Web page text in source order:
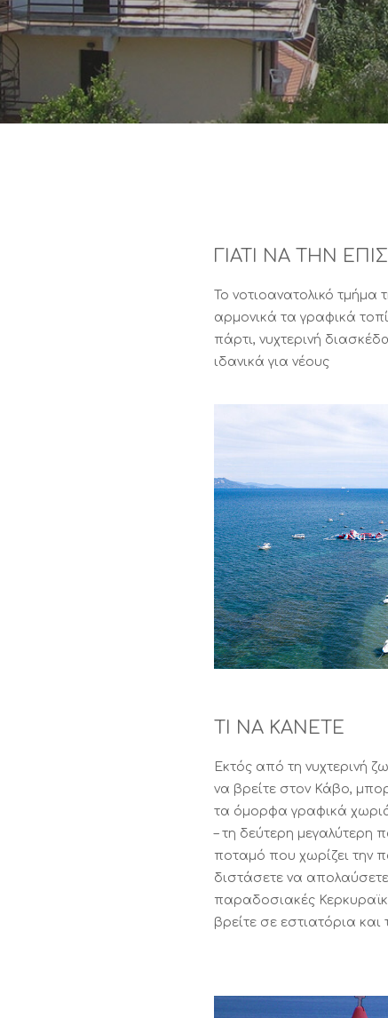
ΓΙΑΤΙ ΝΑ ΤΗΝ
Το νοτιοανατολικό τμήμα
αρμονικά τα γραφικά
πάρτι, νυχτερινή
ιδανικά για νέους
ΤΙ ΝΑ ΚΑΝΕΤΕ
Εκτός από τη νυχτερινή
να βρείτε στον Κάβο,
τα όμορφα γραφικά
– τη δεύτερη μεγαλύτερη
ποταμό που χωρίζει την
διστάσετε να
παραδοσιακές
βρείτε σε εστιατόρια και